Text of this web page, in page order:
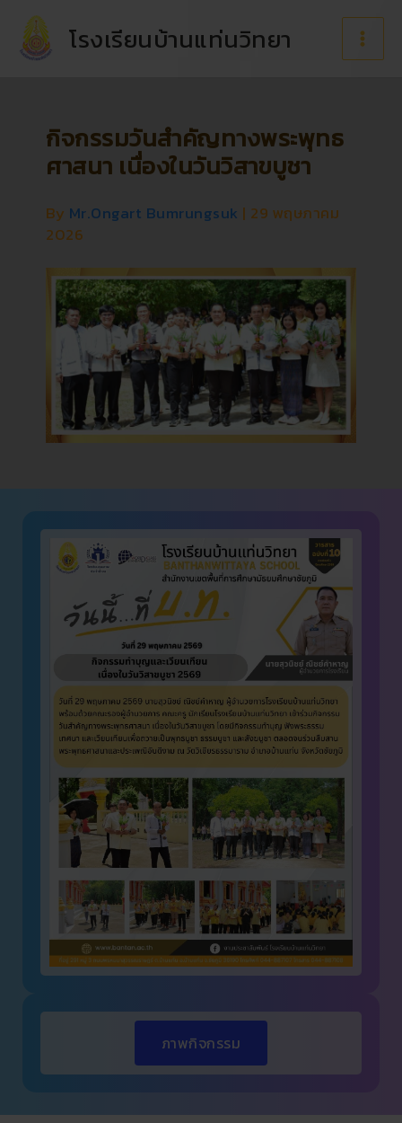
content
โรงเรียนบ้านแท่นวิทยา
กิจกรรมวันสำคัญทางพระพุทธ
ศาสนา เนื่องในวันวิสาขบูชา
By Mr.Ongart Bumrungsuk | 29 พฤษภาคม
2026
ภาพกิจกรรม